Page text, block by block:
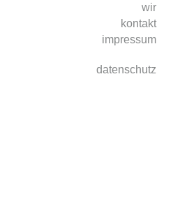
wir
kontakt
impressum
datenschutz